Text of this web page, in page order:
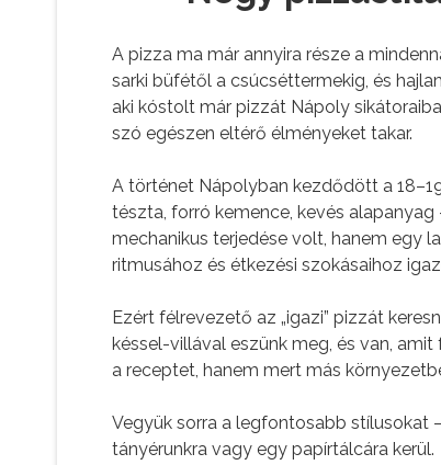
A pizza ma már annyira része a
sarki büfétől a csúcséttermekig, és
aki kóstolt már pizzát Nápoly
szó egészen eltérő élményeket takar.
A történet Nápolyban kezdődött a
tészta, forró kemence, kevés
mechanikus terjedése volt, hanem egy
ritmusához és étkezési szokásaihoz
Ezért félrevezető az „igazi” pizzát
késsel-villával eszünk meg, és van,
a receptet, hanem mert más
Vegyük sorra a legfontosabb stílusokat
tányérunkra vagy egy papírtálcára kerül.